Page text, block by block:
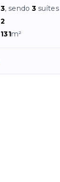
3, sendo3 suítes
2
131m²